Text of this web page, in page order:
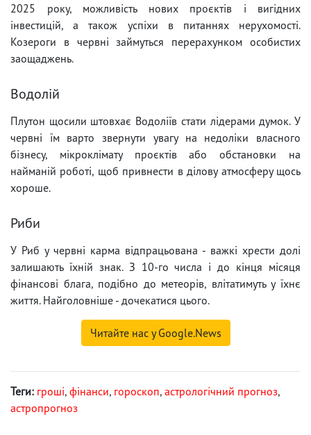
2025 року, можливість нових проєктів і вигідних
інвестицій, а також успіхи в питаннях нерухомості.
Козероги в червні займуться перерахунком особистих
заощаджень.
Водолій
Плутон щосили штовхає Водоліїв стати лідерами думок. У
червні їм варто звернути увагу на недоліки власного
бізнесу, мікроклімату проєктів або обстановки на
найманій роботі, щоб привнести в ділову атмосферу щось
хороше.
Риби
У Риб у червні карма відпрацьована - важкі хрести долі
залишають їхній знак. З 10-го числа і до кінця місяця
фінансові блага, подібно до метеорів, влітатимуть у їхнє
життя. Найголовніше - дочекатися цього.
Читайте нас у Google.News
Теги: гроші, фінанси, гороскоп, астрологічний прогноз,
астропрогноз